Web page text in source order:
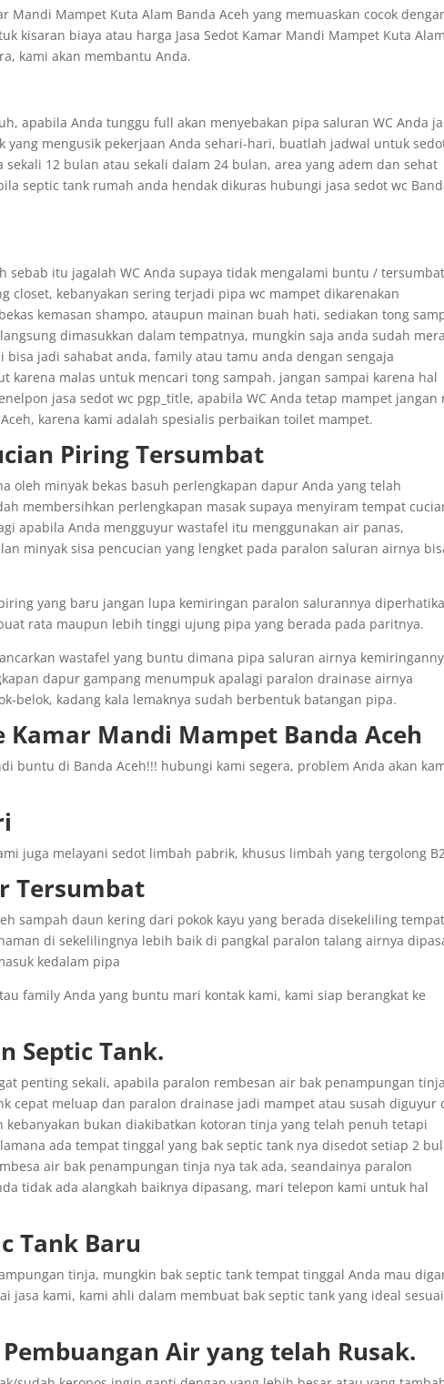
Mandi Mampet Kuta Alam Banda Aceh yang memuaskan cocok
kisaran biaya atau harga Jasa Sedot Kamar Mandi Mampet Kuta Alam
kami akan membantu Anda.
apabila Anda tunggu full akan menyebakan pipa saluran WC Anda
yang mengusik pekerjaan Anda sehari-hari, buatlah jadwal untuk
12 bulan atau sekali dalam 24 bulan, area yang adem dan sehat
septic tank rumah anda hendak dikuras hubungi jasa sedot wc
sebab itu jagalah WC Anda supaya tidak mengalami buntu /
closet, kebanyakan sering terjadi pipa wc mampet dikarenakan
kemasan shampo, ataupun mainan buah hati, sediakan tong
dimasukkan dalam tempatnya, mungkin saja anda sudah
bisa jadi sahabat anda, family atau tamu anda dengan sengaja
karena malas untuk mencari tong sampah. jangan sampai karena hal
jasa sedot wc pgp_title, apabila WC Anda tetap mampet jangan
karena kami adalah spesialis perbaikan toilet mampet.
Piring Tersumbat
oleh minyak bekas basuh perlengkapan dapur Anda yang telah
membersihkan perlengkapan masak supaya menyiram tempat
apabila Anda mengguyur wastafel itu menggunakan air panas,
minyak sisa pencucian yang lengket pada paralon saluran airnya
yang baru jangan lupa kemiringan paralon salurannya
rata maupun lebih tinggi ujung pipa yang berada pada paritnya.
wastafel yang buntu dimana pipa saluran airnya
dapur gampang menumpuk apalagi paralon drainase airnya
belok, kadang kala lemaknya sudah berbentuk batangan pipa.
Kamar Mandi Mampet Banda Aceh
buntu di Banda Aceh!!! hubungi kami segera, problem Anda akan
juga melayani sedot limbah pabrik, khusus limbah yang tergolong
Tersumbat
sampah daun kering dari pokok kayu yang berada disekeliling tempat
di sekelilingnya lebih baik di pangkal paralon talang airnya
kedalam pipa
family Anda yang buntu mari kontak kami, kami siap berangkat ke
Septic Tank.
penting sekali, apabila paralon rembesan air bak penampungan tinja
cepat meluap dan paralon drainase jadi mampet atau susah diguyur
bukan diakibatkan kotoran tinja yang telah penuh tetapi
ada tempat tinggal yang bak septic tank nya disedot setiap 2
air bak penampungan tinja nya tak ada, seandainya paralon
tidak ada alangkah baiknya dipasang, mari telepon kami untuk hal
Tank Baru
tinja, mungkin bak septic tank tempat tinggal Anda mau
jasa kami, kami ahli dalam membuat bak septic tank yang ideal sesuai
Pembuangan Air yangtelah Rusak.